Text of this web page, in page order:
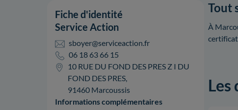
Fiche d'identité
Service Action
sboyer@serviceaction.fr
06 18 63 66 15
10 RUE DU FOND DES PRES Z I DU
FOND DES PRES,
91460 Marcoussis
Informations complémentaires
Tout
À
Les